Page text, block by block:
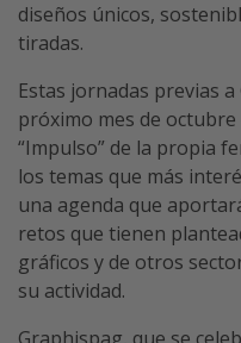
diseños únicos,
tiradas.
Estas jornadas previas
próximo mes de
“Impulso” de la propia
los temas que más
una agenda que
retos que tienen
gráficos y de otros
su actividad.